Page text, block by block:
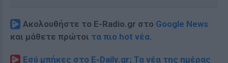
Ακολουθήστε το E-Radio.gr στο Google News
και μάθετε πρώτοι τα πιο hot νέα.
Εσύ μπήκες στο E-Daily.gr; Τα νέα της ημέρας